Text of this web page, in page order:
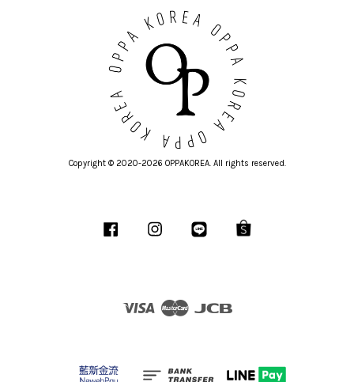
Copyright © 2020-2026 OPPAKOREA. All rights reserved.
Facebook Instagram
Visa Master